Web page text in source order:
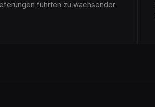
führten zu wachsender